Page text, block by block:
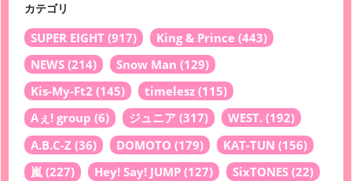
カテゴリ
SUPER EIGHT (917) King & Prince (443)
NEWS (214) Snow Man (129)
Kis-My-Ft2 (145) timelesz (115)
Aぇ! group (6) ジュニア (317) WEST. (192)
A.B.C-Z (36) DOMOTO (179) KAT-TUN (156)
嵐 (227) Hey! Say! JUMP (127) SixTONES (22)